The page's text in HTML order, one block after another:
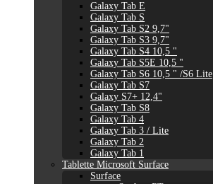
Galaxy Tab E
Galaxy Tab S
Galaxy Tab S2 9,7"
Galaxy Tab S3 9,7"
Galaxy Tab S4 10,5 "
Galaxy Tab S5E 10,5 "
Galaxy Tab S6 10,5 " /S6 Lite
Galaxy Tab S7
Galaxy S7+ 12,4"
Galaxy Tab S8
Galaxy Tab 4
Galaxy Tab 3 / Lite
Galaxy Tab 2
Galaxy Tab 1
Tablette Microsoft Surface
Surface